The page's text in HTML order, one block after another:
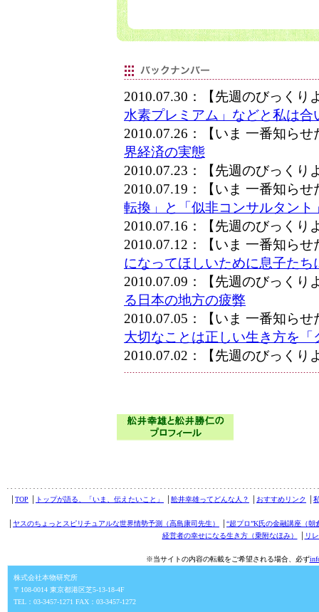
2010.07.30：【先週のびっくり
水素プレミアム」などと私は合
2010.07.26：【いま 一番知ら
界経済の実態
2010.07.23：【先週のびっくり
2010.07.19：【いま 一番知ら
転換」と「似非コンサルタント
2010.07.16：【先週のびっくり
2010.07.12：【いま 一番知ら
になってほしいために息子たち
2010.07.09：【先週のびっくり
る日本の地方の疲弊
2010.07.05：【いま 一番知ら
大切なことは正しい生き方を「
2010.07.02：【先週のびっくり
TOP トップが語る、「いま、伝えたいこと」 舩井幸雄ってどんな人？ おすすめリンク
ヤスのちょっとスピリチュアルな世界情勢予測（高島康司先生）
“超プロ”K氏の金融講座（朝
経営者の幸せになる生き方（乗附なほみ）
リ
※当サイトの内容の転載をご希望される場合、必ず
株式会社本物研究所
〒108-0014 東京都港区芝5-13-18-4F
TEL：03-3457-1271 FAX：03-3457-1272